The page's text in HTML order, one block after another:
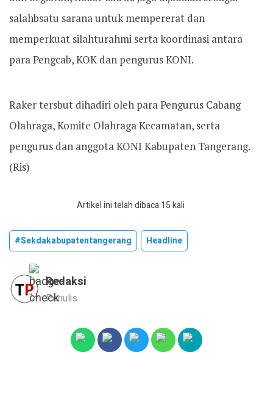
salahbsatu sarana untuk mempererat dan
memperkuat silahturahmi serta koordinasi antara
para Pengcab, KOK dan pengurus KONI.
Raker tersbut dihadiri oleh para Pengurus Cabang
Olahraga, Komite Olahraga Kecamatan, serta
pengurus dan anggota KONI Kabupaten Tangerang.
(Ris)
Artikel ini telah dibaca 15 kali
#sekdakabupatentangerang Headline
Redaksi
Penulis